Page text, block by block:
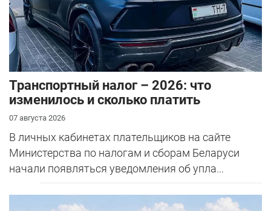
Транспортный налог – 2026: что
изменилось и сколько платить
07 августа 2026
В личных кабинетах плательщиков на сайте
Министерства по налогам и сборам Беларуси
начали появляться уведомления об упла...